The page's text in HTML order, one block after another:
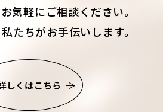
気軽にご相談ください。
たちがお手伝いします。
しくはこちら